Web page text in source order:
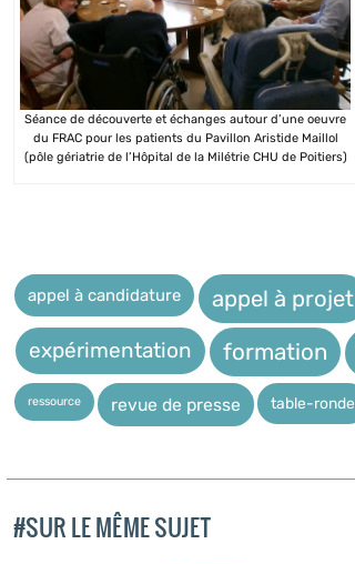
Séance de découverte et échanges autour d’une oeuvre
du FRAC pour les patients du Pavillon Aristide Maillol
(pôle gériatrie de l’Hôpital de la Milétrie CHU de Poitiers)
appel à candidature appel à projet
expérimentation formation
ressource revue de presse table-ronde
#SUR LE MÊME SUJET